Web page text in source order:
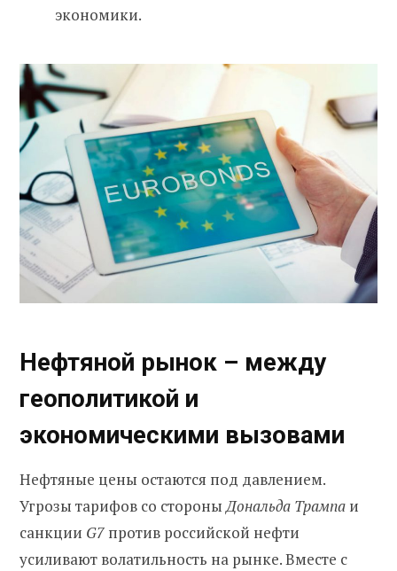
экономики.
Нефтяной рынок – между
геополитикой и
экономическими вызовами
Нефтяные цены остаются под давлением.
Угрозы тарифов со стороныДональда Трампа и
санкции G7 против российской нефти
усиливают волатильность на рынке. Вместе с